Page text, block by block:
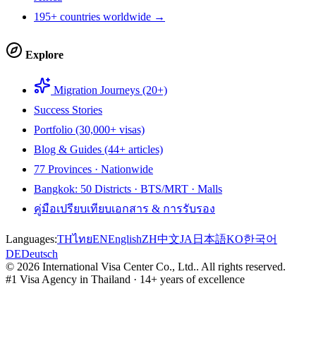
195+ countries worldwide →
Explore
Migration Journeys (20+)
Success Stories
Portfolio (30,000+ visas)
Blog & Guides (44+ articles)
77 Provinces · Nationwide
Bangkok: 50 Districts · BTS/MRT · Malls
คู่มือเปรียบเทียบเอกสาร & การรับรอง
Languages:THไทยENEnglishZH中文JA 日本語KO한국어
DEDeutsch
© 2026 International Visa Center Co., Ltd.. All rights reserved.
#1 Visa Agency in Thailand · 14+ years of excellence